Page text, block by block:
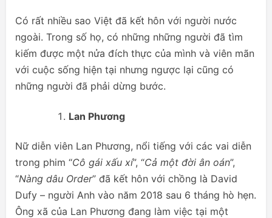
Có rất nhiều sao Việt đã kết hôn với người nước
ngoài. Trong số họ, có những những người đã tìm
kiếm được một nửa đích thực của mình và viên mãn
với cuộc sống hiện tại nhưng ngược lại cũng có
những người đã phải dừng bước.
Lan Phương
Nữ diễn viên Lan Phương, nổi tiếng với các vai diễn
trong phim “Cô gái xấu xí”, “Cả một đời ân oán”,
“Nàng dâu Order” đã kết hôn với chồng là David
Dufy – người Anh vào năm 2018 sau 6 tháng hò hẹn.
Ông xã của Lan Phương đang làm việc tại một